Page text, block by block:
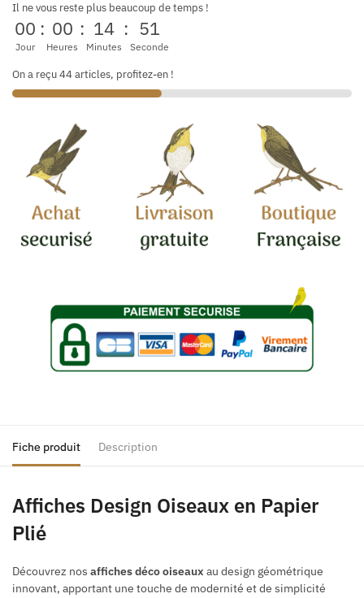
Il ne vous reste plus beaucoup de temps !
00
Jour
: 00
Heures
: 14
Minutes
: 51
Seconde
On a reçu 44 articles, profitez-en !
Fiche produit Description
Affiches Design Oiseaux en Papier
Plié
Découvrez nos affiches déco oiseaux au design géométrique
innovant, apportant une touche de modernité et de simplicité